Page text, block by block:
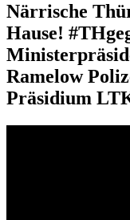
Närrische
Hause!
Ramelow
Präsidium